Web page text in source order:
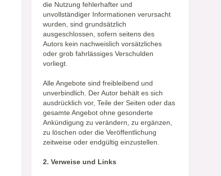
die Nutzung fehlerhafter und
unvollständiger Informationen verursacht
wurden, sind grundsätzlich
ausgeschlossen, sofern seitens des
Autors kein nachweislich vorsätzliches
oder grob fahrlässiges Verschulden
vorliegt.
Alle Angebote sind freibleibend und
unverbindlich. Der Autor behält es sich
ausdrücklich vor, Teile der Seiten oder das
gesamte Angebot ohne gesonderte
Ankündigung zu verändern, zu ergänzen,
zu löschen oder die Veröffentlichung
zeitweise oder endgültig einzustellen.
2. Verweise und Links